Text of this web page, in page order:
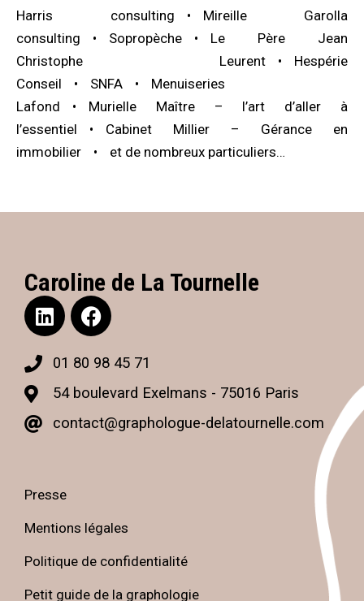
Harris consulting
Mireille Garolla
consulting
Sopropèche
Le Père Jean
Christophe Leurent
Hespérie
Conseil
SNFA
Menuiseries
Lafond
Murielle Maître – l’art d’aller à
l’essentiel
Cabinet Millier – Gérance en
immobilier
et de nombreux particuliers…
Caroline de La Tournelle
01 80 98 45 71
54 boulevard Exelmans - 75016 Paris
contact@graphologue-delatournelle.com
Presse
Mentions légales
Politique de confidentialité
Petit guide de la graphologie